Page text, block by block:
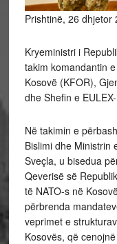
Prishtinë, 26 dhjetor
Kryeministri i
takim komandantin
Kosovë (KFOR),
dhe Shefin e
Në takimin e
Bislimi dhe Ministrin
Sveçla, u bisedua
Qeverisë së
të NATO-s në
përbrenda
veprimet e
Kosovës, që